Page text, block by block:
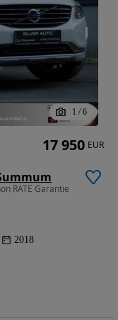
1 / 6
RATE Garantie
2018
17 950 EUR